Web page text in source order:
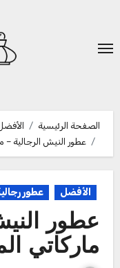
المحتوى
الصفحة الرئيسية
عطور النيش الرجالية –
الأفضل عطور
عطور
ماركاتي